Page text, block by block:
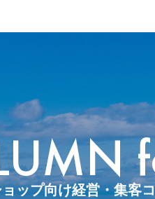
ップ向け経営・集客